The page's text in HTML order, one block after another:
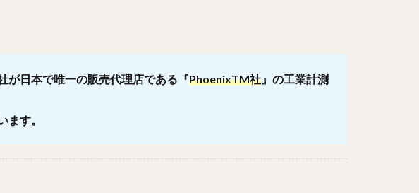
が日本で唯一の販売代理店である『PhoenixTM社 』の工業計測
す。